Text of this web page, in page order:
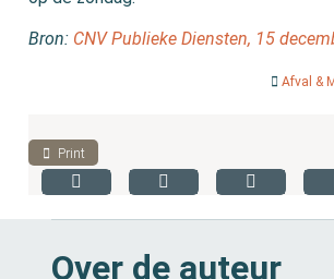
Bron: CNV Publieke Diensten, 15
Afval &
Print
Over de auteur